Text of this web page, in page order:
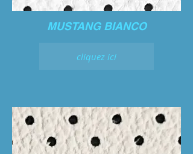
MUSTANG BIANCO
cliquez ici